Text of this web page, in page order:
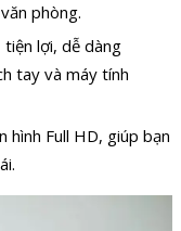
phòng.
lợi, dễ dàng
tay và máy tính
Full HD, giúp bạn